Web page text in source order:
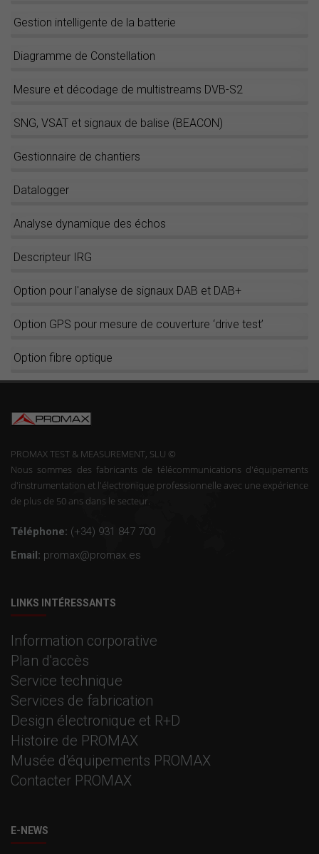
Gestion intelligente de la batterie
Diagramme de Constellation
Mesure et décodage de multistreams DVB-S2
SNG, VSAT et signaux de balise (BEACON)
Gestionnaire de chantiers
Datalogger
Analyse dynamique des échos
Descripteur IRG
Option pour l'analyse de signaux DAB et DAB+
Option GPS pour mesure de couverture ‘drive test’
Option fibre optique
PROMAX TEST & MEASUREMENT, SLU ©
Nous sommes des fabricants de télécommunications d'équipements
d'instrumentation et l'électronique professionnelle avec une expérience
de plus de 50 ans dans le secteur.
Téléphone: (+34) 931 847 700
Email: promax@promax.es
LINKS INTÉRESSANTS
Information corporative
Plan d'accès
Service technique
Services de fabrication
Design électronique et R+D
Histoire de PROMAX
Musée d'équipements PROMAX
Contacter PROMAX
E-NEWS